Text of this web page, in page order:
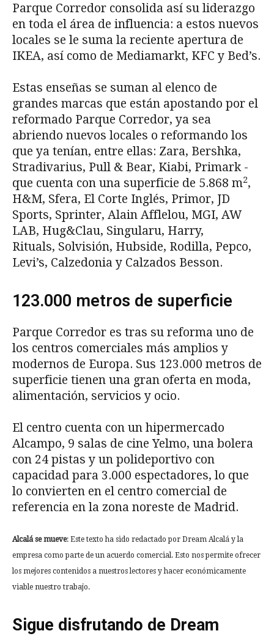
Parque Corredor consolida así su liderazgo
en toda el área de influencia: a estos nuevos
locales se le suma la reciente apertura de
IKEA, así como de Mediamarkt, KFC y Bed’s.
Estas enseñas se suman al elenco de
grandes marcas que están apostando por el
reformado Parque Corredor, ya sea
abriendo nuevos locales o reformando los
que ya tenían, entre ellas: Zara, Bershka,
Stradivarius, Pull & Bear, Kiabi, Primark -
que cuenta con una superficie de 5.868 m2,
H&M, Sfera, El Corte Inglés, Primor, JD
Sports, Sprinter, Alain Afflelou, MGI, AW
LAB, Hug&Clau, Singularu, Harry,
Rituals, Solvisión, Hubside, Rodilla, Pepco,
Levi’s, Calzedonia y Calzados Besson.
123.000 metros de superficie
Parque Corredor es tras su reforma uno de
los centros comerciales más amplios y
modernos de Europa. Sus 123.000 metros de
superficie tienen una gran oferta en moda,
alimentación, servicios y ocio.
El centro cuenta con un hipermercado
Alcampo, 9 salas de cine Yelmo, una bolera
con 24 pistas y un polideportivo con
capacidad para 3.000 espectadores, lo que
lo convierten en el centro comercial de
referencia en la zona noreste de Madrid.
Alcalá se mueve: Este texto ha sido redactado por Dream Alcalá y la
empresa como parte de un acuerdo comercial. Esto nos permite ofrecer
los mejores contenidos a nuestros lectores y hacer económicamente
viable nuestro trabajo.
Sigue disfrutando de Dream